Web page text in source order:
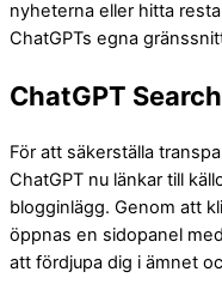
nyheterna eller hitta
ChatGPTs egna
ChatGPT
För att säkerställa
ChatGPT nu länkar till
blogginlägg. Genom att
öppnas en sidopanel
att fördjupa dig i ämnet